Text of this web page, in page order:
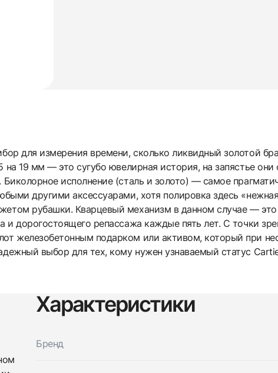
для измерения времени, сколько ликвидный золотой
на 19 мм — это сугубо ювелирная история, на запястье
исполнение (сталь и золото) — самое
другими аксессуарами, хотя полировка здесь
рубашки. Кварцевый механизм в данном случае —
и дорогостоящего репассажа каждые пять лет. С точки
железобетонным подарком или активом, который при
выбор для тех, кому нужен узнаваемый статус
Характеристики
Бренд